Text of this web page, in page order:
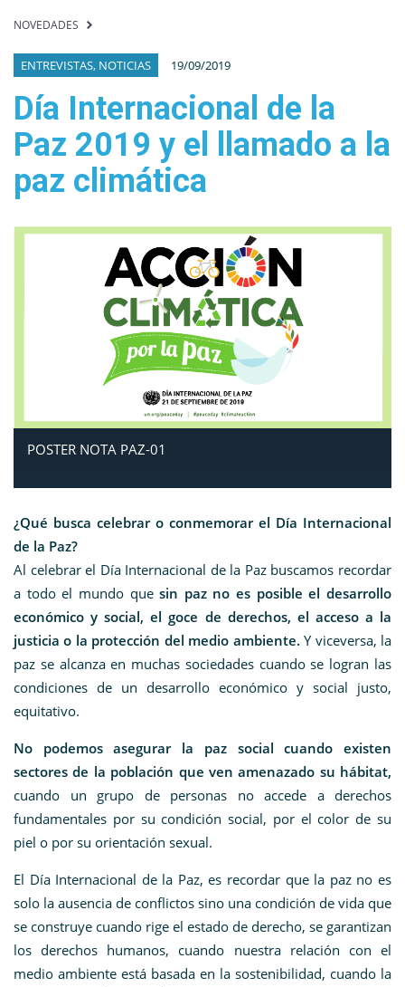
NOVEDADES
ENTREVISTAS, NOTICIAS 19/09/2019
Día Internacional de la
Paz 2019 y el llamado a la
paz climática
POSTER NOTA PAZ-01
¿Qué busca celebrar o conmemorar el Día Internacional
de la Paz?
Al celebrar el Día Internacional de la Paz buscamos recordar
a todo el mundo quesin paz no es posible el desarrollo
económico y social, el goce de derechos, el acceso a la
justicia o la protección del medio ambiente. Y viceversa, la
paz se alcanza en muchas sociedades cuando se logran las
condiciones de un desarrollo económico y social justo,
equitativo.
No podemos asegurar la paz social cuando existen
sectores de la población que ven amenazado su hábitat,
cuando un grupo de personas no accede a derechos
fundamentales por su condición social, por el color de su
piel o por su orientación sexual.
El Día Internacional de la Paz, es recordar que la paz no es
solo la ausencia de conflictos sino una condición de vida que
se construye cuando rige el estado de derecho, se garantizan
los derechos humanos, cuando nuestra relación con el
medio ambiente está basada en la sostenibilidad, cuando la